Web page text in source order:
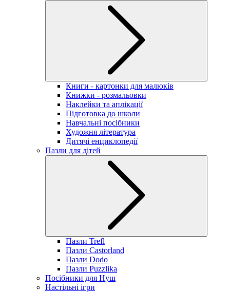
Книги - картонки для малюків
Книжки - розмальовки
Наклейки та аплікації
Підготовка до школи
Навчальні посібники
Художня література
Дитячі енциклопедії
Пазли для дітей
Пазли Trefl
Пазли Castorland
Пазли Dodo
Пазли Puzzlika
Посібники для Нуш
Настільні ігри